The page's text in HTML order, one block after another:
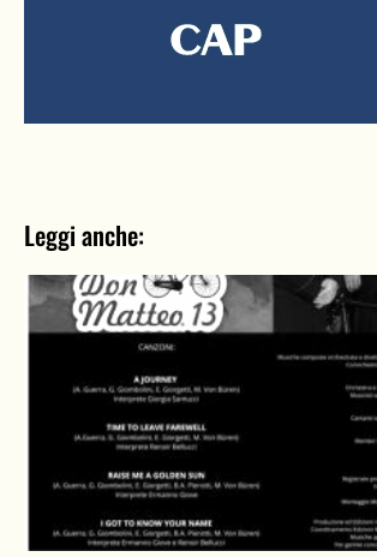
Leggi anche: